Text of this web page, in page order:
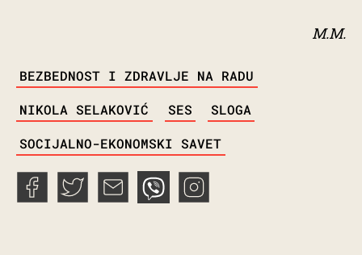
M.M.
BEZBEDNOST I ZDRAVLJE NA RADU
NIKOLA SELAKOVIĆ SES SLOGA
SOCIJALNO-EKONOMSKI SAVET